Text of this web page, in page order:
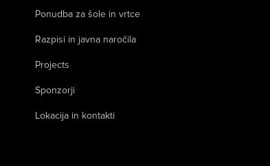
Ponudba za šole in vrtce
Razpisi in javna naročila
Projects
Sponzorji
Lokacija in kontakti